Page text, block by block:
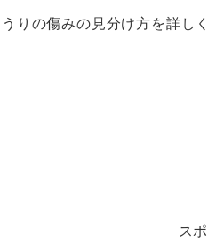
りの傷みの見分け方を詳し
ス